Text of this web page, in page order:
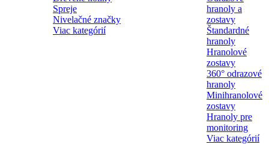
Spreje
Nivelačné značky
Viac kategórií
hranoly a
zostavy
Štandardné
hranoly
Hranolové
zostavy
360° odrazové
hranoly
Minihranolové
zostavy
Hranoly pre
monitoring
Viac kategórií